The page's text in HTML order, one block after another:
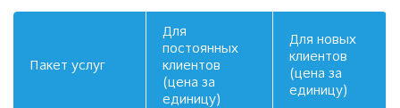
Пакет услуг
Для
постоянных
клиентов
(цена за
единицу)
Для новых
клиентов
(цена за
единицу)